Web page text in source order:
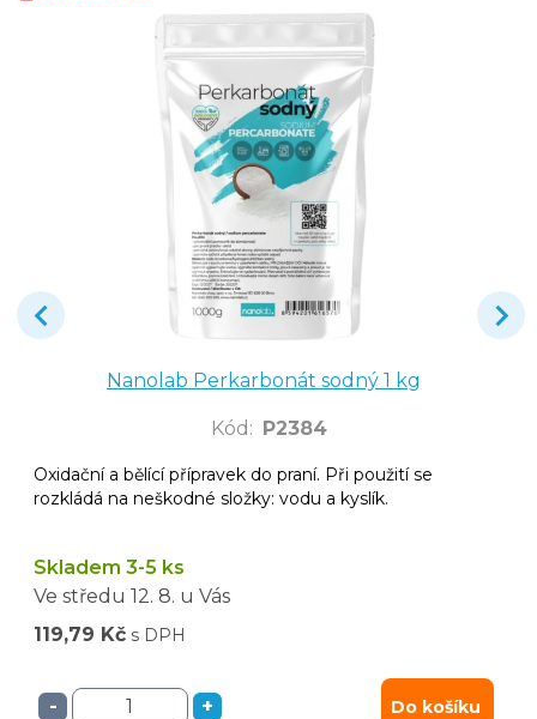
Nanolab Perkarbonát sodný 1 kg
Kód : P2384
Oxidační a bělící přípravek do praní. Při použití se
rozkládá na neškodné složky: vodu a kyslík.
Skladem 3-5 ks
Ve středu 12. 8. u Vás
119,79 Kč s DPH
- + Do košíku